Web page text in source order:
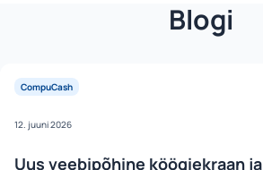
Blogi
CompuCash
12. juuni 2026
Uus veebipõhine köögiekraan ja